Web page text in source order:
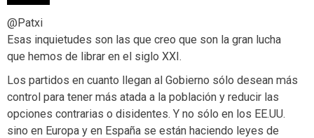
@Patxi
Esas inquietudes son las que creo que son la gran lucha
que hemos de librar en el siglo XXI.
Los partidos en cuanto llegan al Gobierno sólo desean más
control para tener más atada a la población y reducir las
opciones contrarias o disidentes. Y no sólo en los EE.UU.
sino en Europa y en España se están haciendo leyes de